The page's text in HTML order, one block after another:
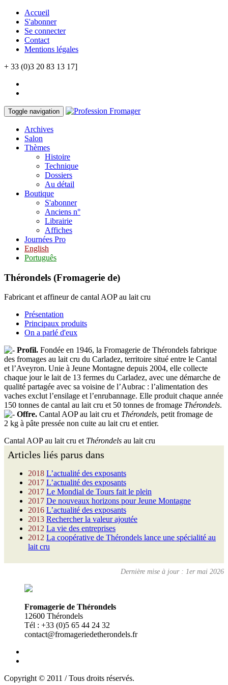
Accueil
S'abonner
Se connecter
Contact
Mentions légales
+ 33 (0)3 20 83 13 17]
Toggle navigation
Archives
Salon
Thèmes
Histoire
Technique
Dossiers
Au détail
Boutique
S'abonner
Anciens n°
Librairie
Affiches
Journées Pro
English
Português
Thérondels (Fromagerie de)
Fabricant et affineur de cantal AOP au lait cru
Présentation
Principaux produits
On a parlé d'eux
Profil. Fondée en 1946, la Fromagerie de Thérondels fabrique
des fromages au lait cru du Carladez, territoire situé entre le Cantal
et l’Aveyron. Unie à Jeune Montagne depuis 2004, elle collecte
chaque jour le lait de 13 fermes du Carladez, avec une démarche de
qualité partagée avec sa voisine de l’Aubrac : l’alimentation des
vaches exclut l’ensilage et l’enrubannage. Elle produit chaque année
150 tonnes de cantal au lait cru et 50 tonnes de fromage Thérondels.
Offre. Cantal AOP au lait cru et Thérondels, petit fromage de
2 kg à pâte pressée non cuite au lait cru et entier.
Cantal AOP au lait cru et Thérondels au lait cru
Articles liés parus dans
2018 L’actualité des exposants
2017 L’actualité des exposants
2017 Le Mondial de Tours fait le plein
2017 De nouveaux horizons pour Jeune Montagne
2016 L’actualité des exposants
2013 Rechercher la valeur ajoutée
2012 La vie des entreprises
2012 La coopérative de Thérondels lance une spécialité au
lait cru
Dernière mise à jour : 1er mai 2026
Fromagerie de Thérondels
12600 Thérondels
Tél : +33 (0)5 65 44 24 32
contact@fromageriedetherondels.fr
Copyright © 2011 / Tous droits réservés.